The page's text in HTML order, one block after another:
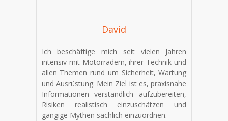
David
Ich beschäftige mich seit vielen Jahren
intensiv mit Motorrädern, ihrer Technik und
allen Themen rund um Sicherheit, Wartung
und Ausrüstung. Mein Ziel ist es, praxisnahe
Informationen verständlich aufzubereiten,
Risiken realistisch einzuschätzen und
gängige Mythen sachlich einzuordnen.